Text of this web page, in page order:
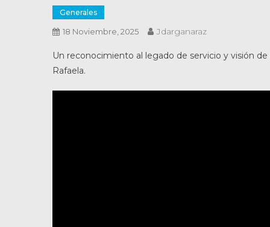
Generales
18 Noviembre, 2025 Jdarganaraz
Un reconocimiento al legado de servicio y visión
Rafaela.